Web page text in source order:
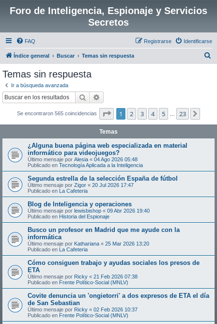
Foro de Inteligencia, Espionaje y Servicios
Secretos
FAQ Identificarse
Registrarse
Índice general Buscar Temas sin respuesta
Temas sin respuesta
Ir a búsqueda avanzada
Buscar
Se encontraron 565 coincidencias Página de 23
1 2 3 4 5 23
Temas
¿Alguna buena página web especializada en material
informático para videojuegos?
Último mensaje por Alesia « 04 Ago 2026 05:48
Publicado en Tecnología Aplicada a la Inteligencia
Segunda estrella de la selección España de fútbol
Último mensaje por Zigor « 20 Jul 2026 17:47
Publicado en La Cafeteria
Blog de Inteligencia y operaciones
Último mensaje por lewisbishop « 09 Abr 2026 19:40
Publicado en Historia del Espionaje
Busco un profesor en Madrid que me ayude con la
informática
Último mensaje por Kathariana « 25 Mar 2026 13:20
Publicado en La Cafeteria
Cómo consiguen trabajo y ayudas sociales los presos de
ETA
Último mensaje por Ricky « 21 Feb 2026 07:38
Publicado en Frente Político-Social (MNLV)
Covite denuncia un 'ongietorri' a dos expresos de ETA el día
de San Sebastian
Último mensaje por Ricky « 02 Feb 2026 10:37
Publicado en Frente Político-Social (MNLV)